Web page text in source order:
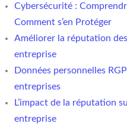
Cybersécurité :
Comment s’en Protéger
Améliorer la réputation
entreprise
Données personnelles
entreprises
L’impact de la réputation
entreprise